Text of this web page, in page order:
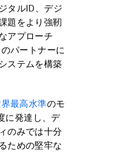
タルID、デジ
題をより強靭
アプローチ
パートナーに
ステムを構築
最高水準のモ
に発達し、デ
のみでは十分
ための堅牢な